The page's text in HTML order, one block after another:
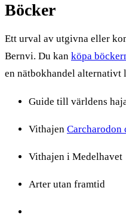
Böcker
Ett urval av utgivna eller
Bernvi. Du kan köpa
en nätbokhandel alternativt
Guide till världens
Vithajen Carcharodon
Vithajen i Medelhavet
Arter utan framtid